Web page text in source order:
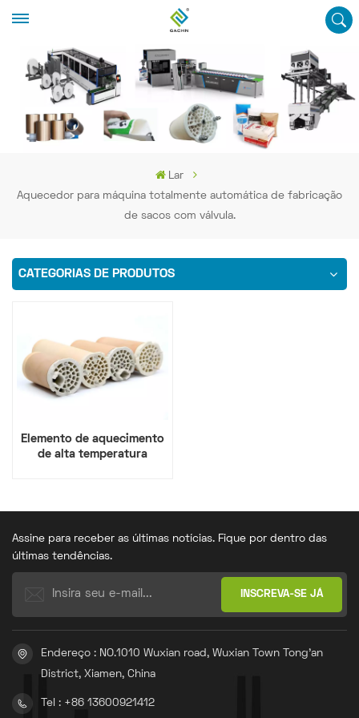
Lar
Aquecedor para máquina totalmente automática de fabricação
de sacos com válvula.
CATEGORIAS DE PRODUTOS
Elemento de aquecimento
de alta temperatura
Assine para receber as últimas notícias. Fique por dentro das
últimas tendências.
Endereço : NO.1010 Wuxian road, Wuxian Town Tong'an
District, Xiamen, China
Tel : +86 13600921412